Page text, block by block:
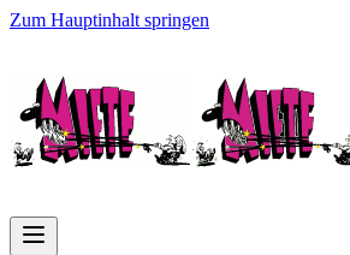
Zum Hauptinhalt springen